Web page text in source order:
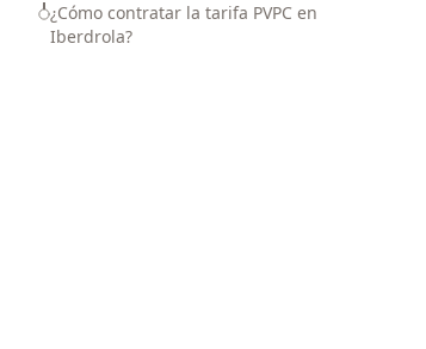
¿Cómo contratar la tarifa PVPC en
Iberdrola?